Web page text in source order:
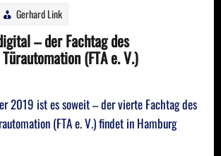
Gerhard Link
– der Fachtag des
(FTA e. V.)
2019 ist es soweit – der vierte Fachtag des
(FTA e. V.) findet in Hamburg